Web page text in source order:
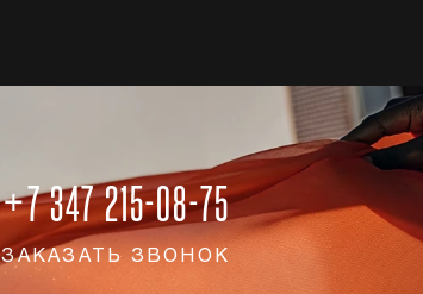
+7 347 215-08-75
ЗАКАЗАТЬ ЗВОНОК